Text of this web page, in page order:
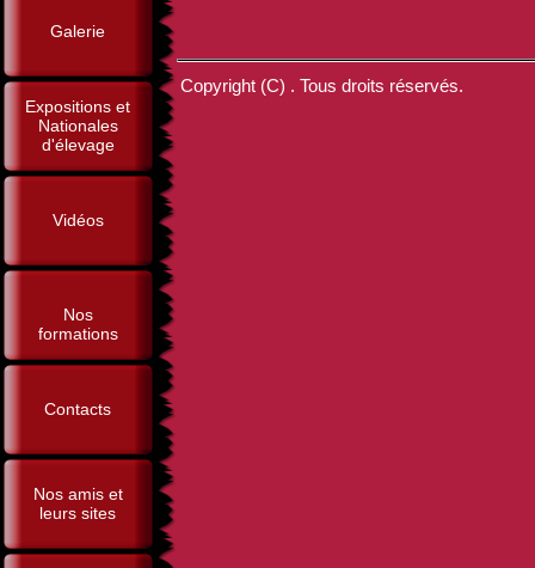
Galerie
Expositions et
Nationales
d'élevage
Vidéos
Nos
formations
Contacts
Nos amis et
leurs sites
Copyright (C) . Tous droits réservés.